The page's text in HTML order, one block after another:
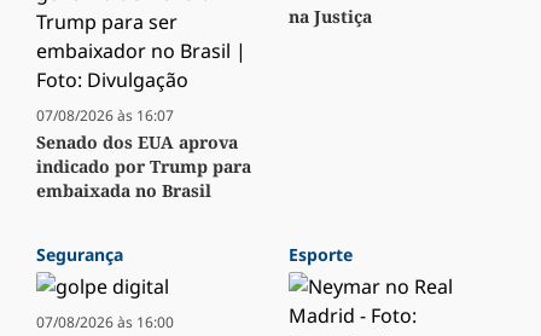
07/08/2026 às 16:07
Senado dos EUA aprova
indicado por Trump para
embaixada no Brasil
na Justiça
Segurança
07/08/2026 às 16:00
Esporte